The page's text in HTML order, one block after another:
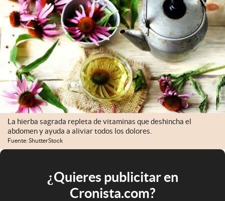
La hierba sagrada repleta de vitaminas que deshincha el
abdomen y ayuda a aliviar todos los dolores.
Fuente: ShutterStock
¿Quieres publicitar en
Cronista.com?